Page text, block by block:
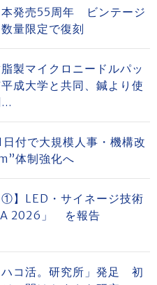
本発売55周年 ビンテージ
量限定で復刻
製マイクロニードルパッ
成大学と共同、鍼より使
付で大規模人事・機構改
体制強化へ
①】LED・サイネージ技術
2026」 を報告
コ活。研究所」発足 初